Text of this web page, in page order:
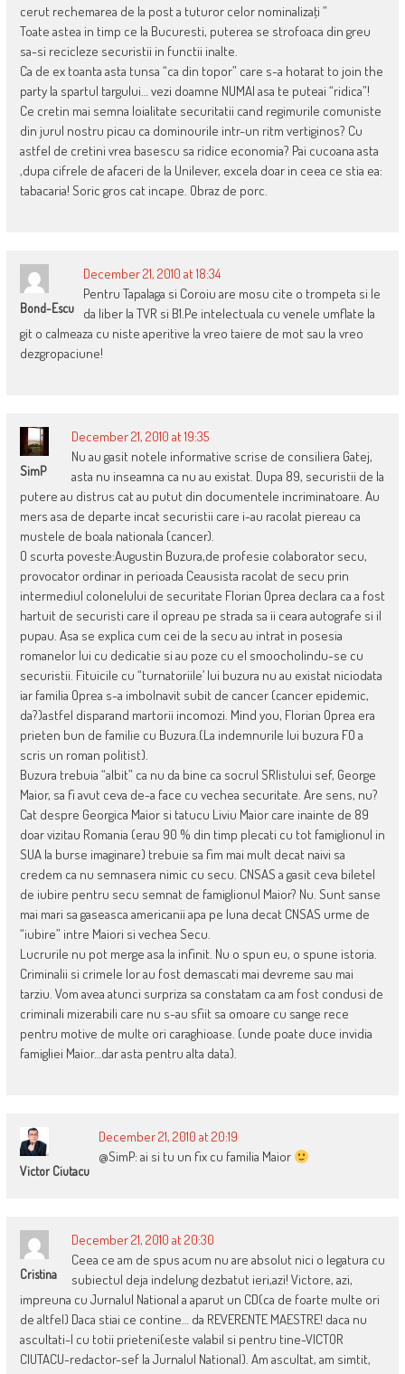
cerut rechemarea de la post a tuturor celor nominalizaţi ”
Toate astea in timp ce la Bucuresti, puterea se strofoaca din greu
sa-si recicleze securistii in functii inalte.
Ca de ex toanta asta tunsa “ca din topor” care s-a hotarat to join the
party la spartul targului… vezi doamne NUMAI asa te puteai “ridica”!
Ce cretin mai semna loialitate securitatii cand regimurile comuniste
din jurul nostru picau ca dominourile intr-un ritm vertiginos? Cu
astfel de cretini vrea basescu sa ridice economia? Pai cucoana asta
,dupa cifrele de afaceri de la Unilever, excela doar in ceea ce stia ea:
tabacaria! Soric gros cat incape. Obraz de porc.
Bond-Escu
December 21, 2010 at 18:34
Pentru Tapalaga si Coroiu are mosu cite o trompeta si le
da liber la TVR si B1.Pe intelectuala cu venele umflate la
git o calmeaza cu niste aperitive la vreo taiere de mot sau la vreo
dezgropaciune!
SimP
December 21, 2010 at 19:35
Nu au gasit notele informative scrise de consiliera Gatej,
asta nu inseamna ca nu au existat. Dupa 89, securistii de la
putere au distrus cat au putut din documentele incriminatoare. Au
mers asa de departe incat securistii care i-au racolat piereau ca
mustele de boala nationala (cancer).
O scurta poveste:Augustin Buzura,de profesie colaborator secu,
provocator ordinar in perioada Ceausista racolat de secu prin
intermediul colonelului de securitate Florian Oprea declara ca a fost
hartuit de securisti care il opreau pe strada sa ii ceara autografe si il
pupau. Asa se explica cum cei de la secu au intrat in posesia
romanelor lui cu dedicatie si au poze cu el smoocholindu-se cu
securistii. Fituicile cu “turnatoriile’ lui buzura nu au existat niciodata
iar familia Oprea s-a imbolnavit subit de cancer (cancer epidemic,
da?)astfel disparand martorii incomozi. Mind you, Florian Oprea era
prieten bun de familie cu Buzura.(La indemnurile lui buzura FO a
scris un roman politist).
Buzura trebuia “albit” ca nu da bine ca socrul SRIistului sef, George
Maior, sa fi avut ceva de-a face cu vechea securitate. Are sens, nu?
Cat despre Georgica Maior si tatucu Liviu Maior care inainte de 89
doar vizitau Romania (erau 90 % din timp plecati cu tot famiglionul in
SUA la burse imaginare) trebuie sa fim mai mult decat naivi sa
credem ca nu semnasera nimic cu secu. CNSAS a gasit ceva biletel
de iubire pentru secu semnat de famiglionul Maior? Nu. Sunt sanse
mai mari sa gaseasca americanii apa pe luna decat CNSAS urme de
“iubire” intre Maiori si vechea Secu.
Lucrurile nu pot merge asa la infinit. Nu o spun eu, o spune istoria.
Criminalii si crimele lor au fost demascati mai devreme sau mai
tarziu. Vom avea atunci surpriza sa constatam ca am fost condusi de
criminali mizerabili care nu s-au sfiit sa omoare cu sange rece
pentru motive de multe ori caraghioase. (unde poate duce invidia
famigliei Maior…dar asta pentru alta data).
Victor Ciutacu
December 21, 2010 at 20:19
@SimP: ai si tu un fix cu familia Maior
Cristina
December 21, 2010 at 20:30
Ceea ce am de spus acum nu are absolut nici o legatura cu
subiectul deja indelung dezbatut ieri,azi! Victore, azi,
impreuna cu Jurnalul National a aparut un CD(ca de foarte multe ori
de altfel) Daca stiai ce contine… da REVERENTE MAESTRE! daca nu
ascultati-l cu totii prieteni(este valabil si pentru tine-VICTOR
CIUTACU-redactor-sef la Jurnalul National). Am ascultat, am simtit,